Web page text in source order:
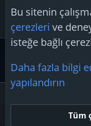
alpturk Konu
Cevaplar: 2
Etiketler
Bu sitenin
çerezleri ve
isteğe bağlı
Daha fazla bilgi
yapılandırın
Tüm